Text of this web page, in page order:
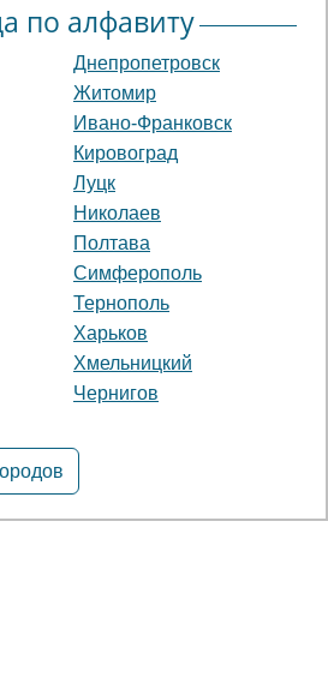
по алфавиту
Днепропетровск
Житомир
Ивано-Франковск
Кировоград
Луцк
Николаев
Полтава
Симферополь
Тернополь
Харьков
Хмельницкий
Чернигов